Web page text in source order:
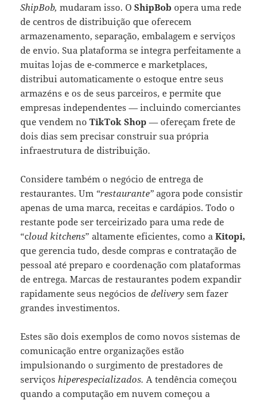
ShipBob, mudaram isso. OShipBob opera uma rede
de centros de distribuição que oferecem
armazenamento, separação, embalagem e serviços
de envio. Sua plataforma se integra perfeitamente a
muitas lojas de e-commerce e marketplaces,
distribui automaticamente o estoque entre seus
armazéns e os de seus parceiros, e permite que
empresas independentes — incluindo comerciantes
que vendem noTikTok Shop — ofereçam frete de
dois dias sem precisar construir sua própria
infraestrutura de distribuição.
Considere também o negócio de entrega de
restaurantes. Um “restaurante” agora pode consistir
apenas de uma marca, receitas e cardápios. Todo o
restante pode ser terceirizado para uma rede de
“cloud kitchens” altamente eficientes, como aKitopi,
que gerencia tudo, desde compras e contratação de
pessoal até preparo e coordenação com plataformas
de entrega. Marcas de restaurantes podem expandir
rapidamente seus negócios dedelivery sem fazer
grandes investimentos.
Estes são dois exemplos de como novos sistemas de
comunicação entre organizações estão
impulsionando o surgimento de prestadores de
serviços hiperespecializados. A tendência começou
quando a computação em nuvem começou a